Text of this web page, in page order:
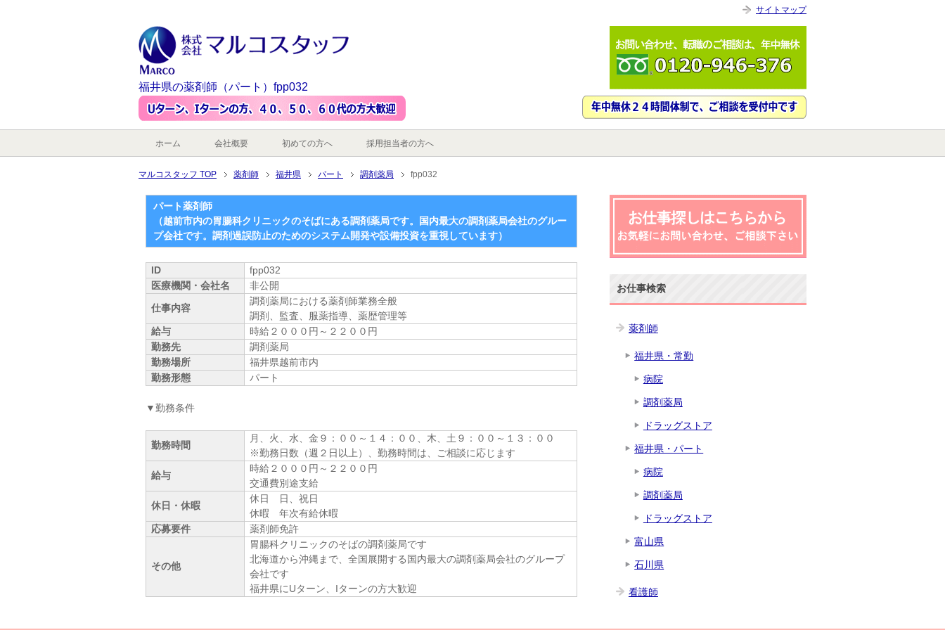
福井県の薬剤師（パート）fpp032
ホーム 会社概要 初めての方へ 採用担当者の方へ
マルコスタッフ TOP 薬剤師 福井県 パート 調剤薬局 fpp032
パート薬剤師
（越前市内の胃腸科クリニックのそばにある調剤薬局です。国内最大の調剤薬局会社のグルー
プ会社です。調剤過誤防止のためのシステム開発や設備投資を重視しています）
ID
fpp032
医療機関・会社名
非公開
仕事内容
調剤薬局における薬剤師業務全般
調剤、監査、服薬指導、薬歴管理等
給与
時給２０００円～２２００円
勤務先
調剤薬局
勤務場所
福井県越前市内
勤務形態
パート
▼勤務条件
勤務時間
月、火、水、金９：００～１４：００、木、土９：００～１３：００
※勤務日数（週２日以上）、勤務時間は、ご相談に応じます
給与
時給２０００円～２２００円
交通費別途支給
休日・休暇
休日 日、祝日
休暇 年次有給休暇
応募要件
薬剤師免許
その他
胃腸科クリニックのそばの調剤薬局です
北海道から沖縄まで、全国展開する国内最大の調剤薬局会社のグループ
会社です
福井県にUターン、Iターンの方大歓迎
お仕事検索
薬剤師
福井県・常勤
病院
調剤薬局
ドラッグストア
福井県・パート
病院
調剤薬局
ドラッグストア
富山県
石川県
看護師
サイトマップ